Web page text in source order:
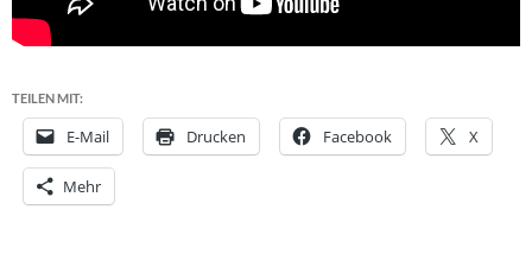
TEILEN MIT:
E-Mail Drucken Facebook X
Mehr